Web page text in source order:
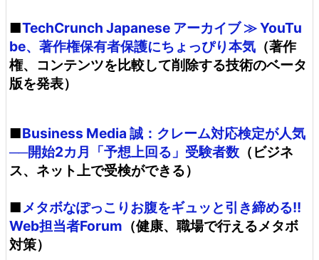
■TechCrunch Japanese アーカイブ ≫ YouTu
be、著作権保有者保護にちょっぴり本気 （著作
権、コンテンツを比較して削除する技術のベータ
版を発表）
■Business Media 誠：クレーム対応検定が人気
──開始2カ月「予想上回る」受験者数 （ビジネ
ス、ネット上で受検ができる）
■メタボなぽっこりお腹をギュッと引き締める!!
Web担当者Forum （健康、職場で行えるメタボ
対策）